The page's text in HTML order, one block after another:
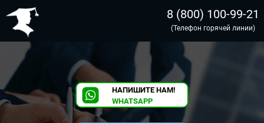
8 (800) 100-99-21
(Телефон горячей линии)
НАПИШИТЕ НАМ!
WHATSAPP